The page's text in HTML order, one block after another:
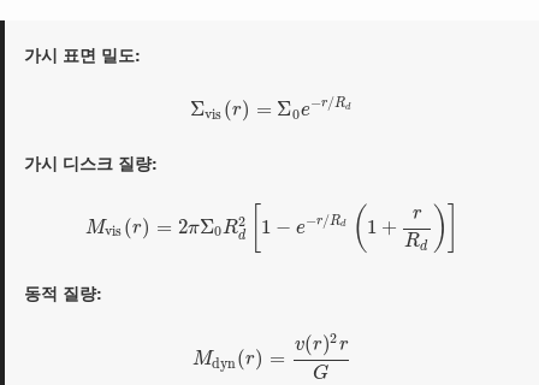
가시 표면 밀도:
Σvis (r) = Σ0e−r/Rd
가시 디스크 질량:
Mvis (r) = 2πΣ0R2
d 1 − e−r/Rd ( 1 +
r
Rd )
동적 질량:
Mdyn (r) =
v(r)2r
G